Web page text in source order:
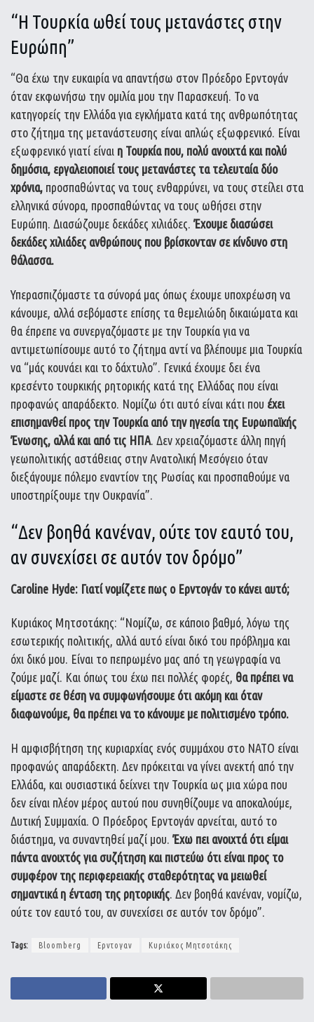
“Η Τουρκία ωθεί τους μετανάστες στην
Ευρώπη”
“Θα έχω την ευκαιρία να απαντήσω στον Πρόεδρο Ερντογάν
όταν εκφωνήσω την ομιλία μου την Παρασκευή. Το να
κατηγορείς την Ελλάδα για εγκλήματα κατά της ανθρωπότητας
στο ζήτημα της μετανάστευσης είναι απλώς εξωφρενικό. Είναι
εξωφρενικό γιατί είναι η Τουρκία που, πολύ ανοιχτά και πολύ
δημόσια, εργαλειοποιεί τους μετανάστες τα τελευταία δύο
χρόνια, προσπαθώντας να τους ενθαρρύνει, να τους στείλει στα
ελληνικά σύνορα, προσπαθώντας να τους ωθήσει στην
Ευρώπη. Διασώζουμε δεκάδες χιλιάδες. Έχουμε διασώσει
δεκάδες χιλιάδες ανθρώπους που βρίσκονταν σε κίνδυνο στη
θάλασσα.
Υπερασπιζόμαστε τα σύνορά μας όπως έχουμε υποχρέωση να
κάνουμε, αλλά σεβόμαστε επίσης τα θεμελιώδη δικαιώματα και
θα έπρεπε να συνεργαζόμαστε με την Τουρκία για να
αντιμετωπίσουμε αυτό το ζήτημα αντί να βλέπουμε μια Τουρκία
να “μάς κουνάει και το δάχτυλο”. Γενικά έχουμε δει ένα
κρεσέντο τουρκικής ρητορικής κατά της Ελλάδας που είναι
προφανώς απαράδεκτο. Νομίζω ότι αυτό είναι κάτι που έχει
επισημανθεί προς την Τουρκία από την ηγεσία της Ευρωπαϊκής
Ένωσης, αλλά και από τις ΗΠΑ . Δεν χρειαζόμαστε άλλη πηγή
γεωπολιτικής αστάθειας στην Ανατολική Μεσόγειο όταν
διεξάγουμε πόλεμο εναντίον της Ρωσίας και προσπαθούμε να
υποστηρίξουμε την Ουκρανία”.
“Δεν βοηθά κανέναν, ούτε τον εαυτό του,
αν συνεχίσει σε αυτόν τον δρόμο”
Caroline Hyde: Γιατί νομίζετε πως ο Ερντογάν το κάνει αυτό;
Κυριάκος Μητσοτάκης: “Νομίζω, σε κάποιο βαθμό, λόγω της
εσωτερικής πολιτικής, αλλά αυτό είναι δικό του πρόβλημα και
όχι δικό μου. Είναι το πεπρωμένο μας από τη γεωγραφία να
ζούμε μαζί. Και όπως του έχω πει πολλές φορές, θα πρέπει να
είμαστε σε θέση να συμφωνήσουμε ότι ακόμη και όταν
διαφωνούμε, θα πρέπει να το κάνουμε με πολιτισμένο τρόπο.
Η αμφισβήτηση της κυριαρχίας ενός συμμάχου στο ΝΑΤΟ είναι
προφανώς απαράδεκτη. Δεν πρόκειται να γίνει ανεκτή από την
Ελλάδα, και ουσιαστικά δείχνει την Τουρκία ως μια χώρα που
δεν είναι πλέον μέρος αυτού που συνηθίζουμε να αποκαλούμε,
Δυτική Συμμαχία. Ο Πρόεδρος Ερντογάν αρνείται, αυτό το
διάστημα, να συναντηθεί μαζί μου. Έχω πει ανοιχτά ότι είμαι
πάντα ανοιχτός για συζήτηση και πιστεύω ότι είναι προς το
συμφέρον της περιφερειακής σταθερότητας να μειωθεί
σημαντικά η ένταση της ρητορικής . Δεν βοηθά κανέναν, νομίζω,
ούτε τον εαυτό του, αν συνεχίσει σε αυτόν τον δρόμο”.
Tags: Bloomberg Ερντογαν Κυριάκος Μητσοτάκης